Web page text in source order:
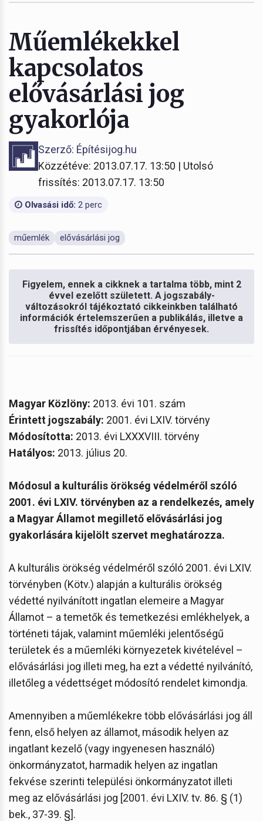
Műemlékekkel
kapcsolatos
elővásárlási jog
gyakorlója
Szerző: Építésijog.hu
Közzétéve: 2013.07.17. 13:50 | Utolsó
frissítés: 2013.07.17. 13:50
Olvasási idő: 2 perc
műemlék elővásárlási jog
Figyelem, ennek a cikknek a tartalma több, mint 2
évvel ezelőtt született. A jogszabály-
változásokról tájékoztató cikkeinkben található
információk értelemszerűen a publikálás, illetve a
frissítés időpontjában érvényesek.
Magyar Közlöny: 2013. évi 101. szám
Érintett jogszabály: 2001. évi LXIV. törvény
Módosította: 2013. évi LXXXVIII. törvény
Hatályos: 2013. július 20.
Módosul a kulturális örökség védelméről szóló
2001. évi LXIV. törvényben az a rendelkezés, amely
a Magyar Államot megillető elővásárlási jog
gyakorlására kijelölt szervet meghatározza.
A kulturális örökség védelméről szóló 2001. évi LXIV.
törvényben (Kötv.) alapján a kulturális örökség
védetté nyilvánított ingatlan elemeire a Magyar
Államot – a temetők és temetkezési emlékhelyek, a
történeti tájak, valamint műemléki jelentőségű
területek és a műemléki környezetek kivételével –
elővásárlási jog illeti meg, ha ezt a védetté nyilvánító,
illetőleg a védettséget módosító rendelet kimondja.
Amennyiben a műemlékekre több elővásárlási jog áll
fenn, első helyen az államot, második helyen az
ingatlant kezelő (vagy ingyenesen használó)
önkormányzatot, harmadik helyen az ingatlan
fekvése szerinti települési önkormányzatot illeti
meg az elővásárlási jog [2001. évi LXIV. tv. 86. § (1)
bek., 37-39. §].